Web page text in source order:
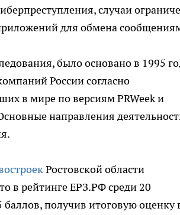
случаи
для обмена
было основано в 1995
России согласно
в мире по версиям PRWeek и
направления
Ростовской области
в рейтинге ЕРЗ.РФ среди 20
получив итоговую оценку